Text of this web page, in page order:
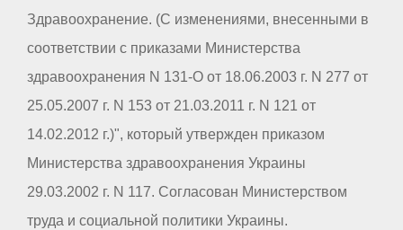
Здравоохранение. (С изменениями, внесенными в
соответствии с приказами Министерства
здравоохранения N 131-О от 18.06.2003 г. N 277 от
25.05.2007 г. N 153 от 21.03.2011 г. N 121 от
14.02.2012 г.)", который утвержден приказом
Министерства здравоохранения Украины
29.03.2002 г. N 117. Согласован Министерством
труда и социальной политики Украины.